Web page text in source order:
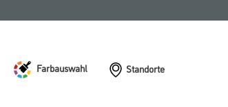
Farbauswahl
Standorte